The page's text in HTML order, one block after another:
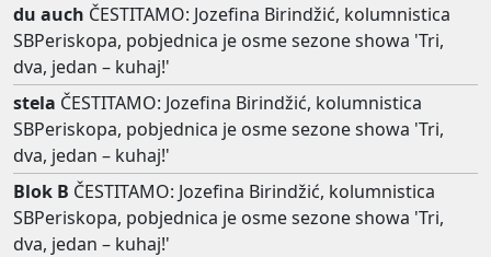
du auch ČESTITAMO: Jozefina Birindžić, kolumnistica
SBPeriskopa, pobjednica je osme sezone showa 'Tri,
dva, jedan – kuhaj!'
stela ČESTITAMO: Jozefina Birindžić, kolumnistica
SBPeriskopa, pobjednica je osme sezone showa 'Tri,
dva, jedan – kuhaj!'
Blok B ČESTITAMO: Jozefina Birindžić, kolumnistica
SBPeriskopa, pobjednica je osme sezone showa 'Tri,
dva, jedan – kuhaj!'